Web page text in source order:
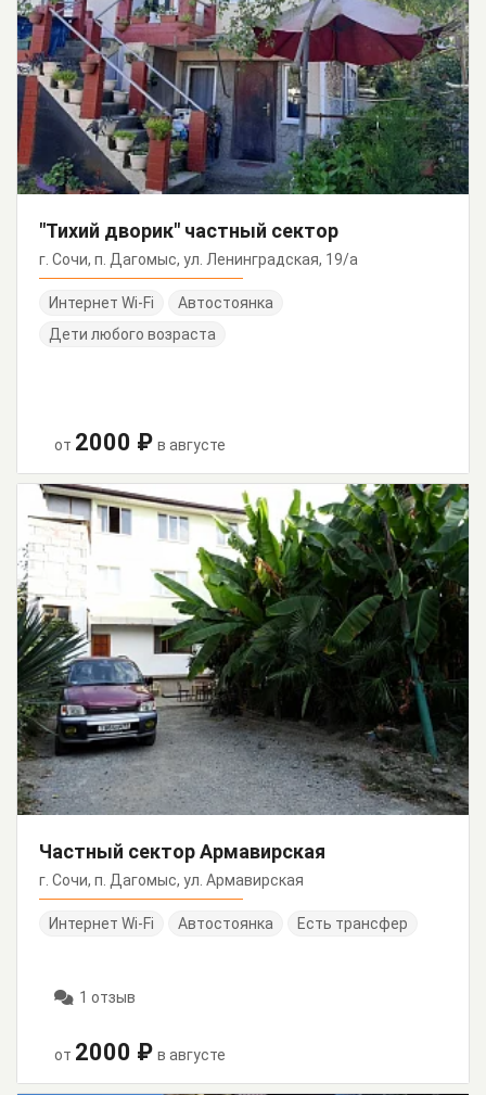
"Тихий дворик" частный сектор
г. Сочи, п. Дагомыс, ул. Ленинградская, 19/а
Интернет Wi-Fi
Автостоянка
Дети любого возраста
от 2000 ₽ в августе
Частный сектор Армавирская
г. Сочи, п. Дагомыс, ул. Армавирская
Интернет Wi-Fi Автостоянка Есть трансфер
1 отзыв
от 2000 ₽ в августе